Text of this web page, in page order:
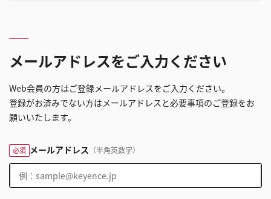
メールアドレスをご入力ください
Web会員の方はご登録メールアドレスをご入力ください。
登録がお済みでない方はメールアドレスと必要事項のご登録をお
願いいたします。
必須 メールアドレス （半角英数字）